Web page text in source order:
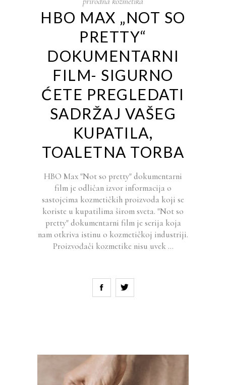
HBO MAX „NOT SO
PRETTY“
DOKUMENTARNI
FILM- SIGURNO
ĆETE PREGLEDATI
SADRŽAJ VAŠEG
KUPATILA,
TOALETNA TORBA
HBO Max "Not so pretty" dokumentarni
film je odličan izvor informacija o
sastojcima kozmetičkih proizvoda koji se
koriste u kupatilima širom sveta. "Not so
pretty" dokumentarni film je serija koja
nam otkriva istinu o kozmetičkoj industriji.
Proizvođači kozmetike nisu uvek